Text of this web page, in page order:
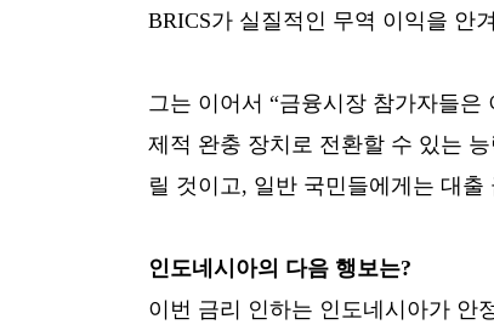
BRICS가 실질적인 무역 이익을 안
그는 이어서 “금융시장 참가자들
제적 완충 장치로 전환할 수 있는
릴 것이고, 일반 국민들에게는 대
인도네시아의 다음 행보는?
이번 금리 인하는 인도네시아가 안